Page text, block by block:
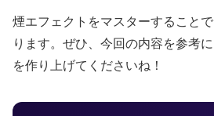
煙エフェクトをマスターすること
ります。ぜひ、今回の内容を参考
を作り上げてくださいね！